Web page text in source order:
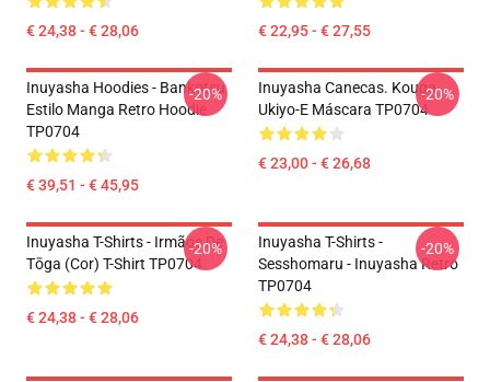
€ 24,38 - € 28,06 € 22,95 - € 27,55
Inuyasha Hoodies - Bankotsu
Estilo Manga Retro Hoodie
TP0704
€ 39,51 - € 45,95
-20%
Inuyasha Canecas. Kouga
Ukiyo-E Máscara TP0704
€ 23,00 - € 26,68
-20%
Inuyasha T-Shirts - Irmãos De
Tōga (cor) T-Shirt TP0704
€ 24,38 - € 28,06
-20%
Inuyasha T-Shirts -
Sesshomaru - Inuyasha Retro
TP0704
€ 24,38 - € 28,06
-20%